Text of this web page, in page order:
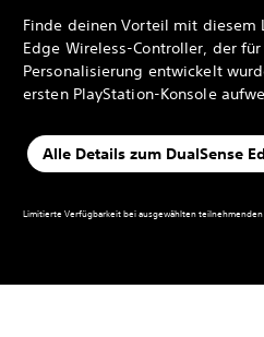
Finde deinen Vorteil mit diesem
Edge Wireless-Controller, der
Personalisierung entwickelt
ersten PlayStation-Konsole
Alle Details zum DualSense
Limitierte Verfügbarkeit bei ausgewählten